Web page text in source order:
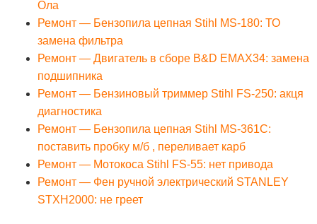
Ола
Ремонт — Бензопила цепная Stihl MS-180: ТО
замена фильтра
Ремонт — Двигатель в сборе B&D EMAX34: замена
подшипника
Ремонт — Бензиновый триммер Stihl FS-250: акця
диагностика
Ремонт — Бензопила цепная Stihl MS-361C:
поставить пробку м/б , переливает карб
Ремонт — Мотокоса Stihl FS-55: нет привода
Ремонт — Фен ручной электрический STANLEY
STXH2000: не греет